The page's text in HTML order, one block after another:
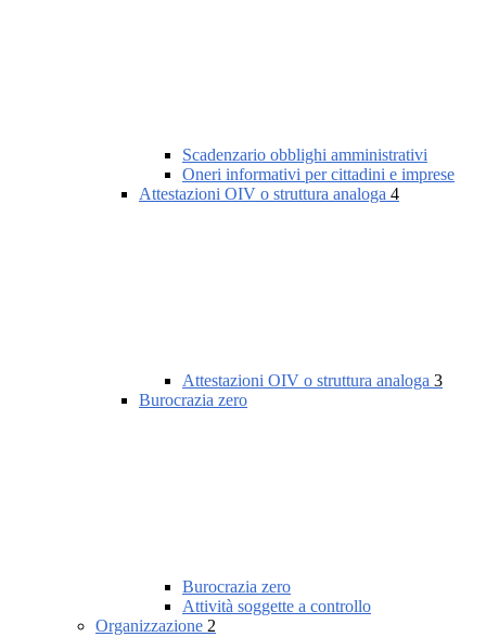
Scadenzario obblighi amministrativi
Oneri informativi per cittadini e imprese
Attestazioni OIV o struttura analoga 4
Attestazioni OIV o struttura analoga 3
Burocrazia zero
Burocrazia zero
Attività soggette a controllo
Organizzazione 2